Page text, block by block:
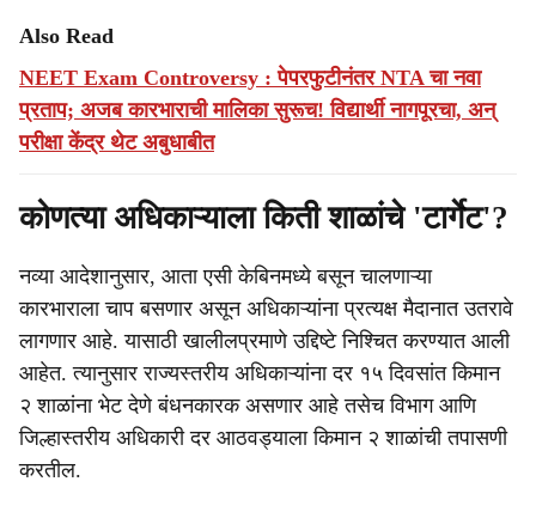
Also Read
NEET Exam Controversy : पेपरफुटीनंतर NTA चा नवा
प्रताप; अजब कारभाराची मालिका सुरूच! विद्यार्थी नागपूरचा, अन्
परीक्षा केंद्र थेट अबुधाबीत
कोणत्या अधिकाऱ्याला किती शाळांचे 'टार्गेट'?
नव्या आदेशानुसार, आता एसी केबिनमध्ये बसून चालणाऱ्या
कारभाराला चाप बसणार असून अधिकाऱ्यांना प्रत्यक्ष मैदानात उतरावे
लागणार आहे. यासाठी खालीलप्रमाणे उद्दिष्टे निश्चित करण्यात आली
आहेत. त्यानुसार राज्यस्तरीय अधिकाऱ्यांना दर १५ दिवसांत किमान
२ शाळांना भेट देणे बंधनकारक असणार आहे तसेच विभाग आणि
जिल्हास्तरीय अधिकारी दर आठवड्याला किमान २ शाळांची तपासणी
करतील.